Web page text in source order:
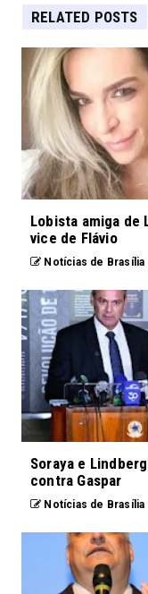
RELATED POSTS
Lobista amiga de
vice de Flávio
Notícias de Brasília
Soraya e
contra Gaspar
Notícias de Brasília